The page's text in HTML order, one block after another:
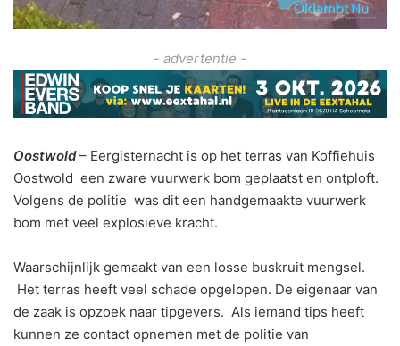
- advertentie -
Oostwold– Eergisternacht is op het terras van Koffiehuis
Oostwold een zware vuurwerk bom geplaatst en ontploft.
Volgens de politie was dit een handgemaakte vuurwerk
bom met veel explosieve kracht.
Waarschijnlijk gemaakt van een losse buskruit mengsel.
Het terras heeft veel schade opgelopen. De eigenaar van
de zaak is opzoek naar tipgevers. Als iemand tips heeft
kunnen ze contact opnemen met de politie van